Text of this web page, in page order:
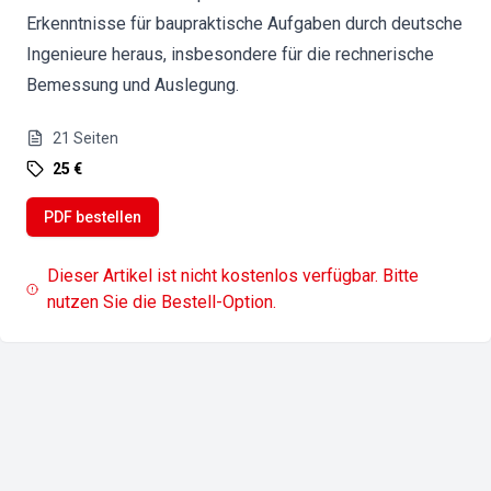
Erkenntnisse für baupraktische Aufgaben durch deutsche
Ingenieure heraus, insbesondere für die rechnerische
Bemessung und Auslegung.
21 Seiten
25 €
PDF bestellen
Dieser Artikel ist nicht kostenlos verfügbar. Bitte
nutzen Sie die Bestell-Option.